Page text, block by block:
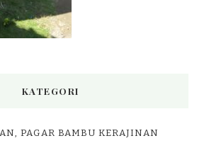
KATEGORI
PAGAR BAMBU KERAJINAN